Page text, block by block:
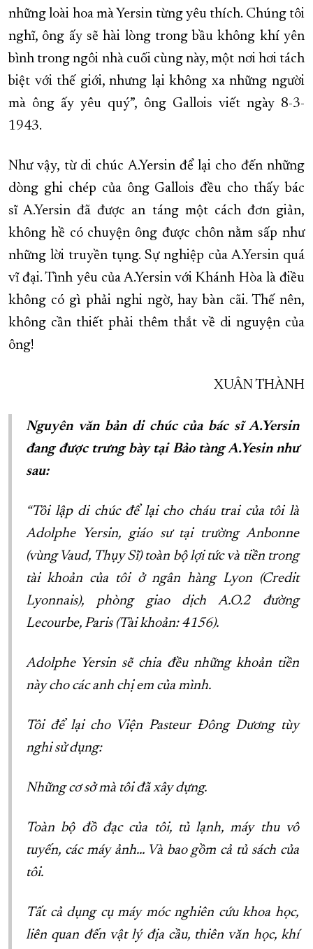
những loài hoa mà Yersin từng yêu thích. Chúng tôi
nghĩ, ông ấy sẽ hài lòng trong bầu không khí yên
bình trong ngôi nhà cuối cùng này, một nơi hơi tách
biệt với thế giới, nhưng lại không xa những người
mà ông ấy yêu quý”, ông Gallois viết ngày 8-3-
1943.
Như vậy, từ di chúc A.Yersin để lại cho đến những
dòng ghi chép của ông Gallois đều cho thấy bác
sĩ A.Yersin đã được an táng một cách đơn giản,
không hề có chuyện ông được chôn nằm sấp như
những lời truyền tụng. Sự nghiệp của A.Yersin quá
vĩ đại. Tình yêu của A.Yersin với Khánh Hòa là điều
không có gì phải nghi ngờ, hay bàn cãi. Thế nên,
không cần thiết phải thêm thắt về di nguyện của
ông!
XUÂN THÀNH
Nguyên văn bản di chúc của bác sĩ A.Yersin
đang được trưng bày tại Bảo tàng A.Yesin như
sau:
“Tôi lập di chúc để lại cho cháu trai của tôi là
Adolphe Yersin, giáo sư tại trường Anbonne
(vùng Vaud, Thụy Sĩ) toàn bộ lợi tức và tiền trong
tài khoản của tôi ở ngân hàng Lyon (Credit
Lyonnais), phòng giao dịch A.O.2 đường
Lecourbe, Paris (Tài khoản: 4156).
Adolphe Yersin sẽ chia đều những khoản tiền
này cho các anh chị em của mình.
Tôi để lại cho Viện Pasteur Đông Dương tùy
nghi sử dụng:
Những cơ sở mà tôi đã xây dựng.
Toàn bộ đồ đạc của tôi, tủ lạnh, máy thu vô
tuyến, các máy ảnh… Và bao gồm cả tủ sách của
tôi.
Tất cả dụng cụ máy móc nghiên cứu khoa học,
liên quan đến vật lý địa cầu, thiên văn học, khí